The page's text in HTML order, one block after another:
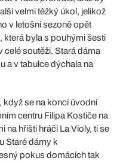
velmi těžký úkol, jelikož
v letošní sezoně opět
která byla s pouhými šesti
celé soutěži. Stará dáma
a v tabulce dýchala na
když se na konci úvodní
centru Filipa Kostiče na
na hřišti hráči La Violy, ti se
Staré dámy k
pokus domácích tak